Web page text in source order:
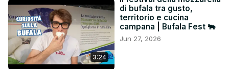
3:24
di bufala tra gusto,
territorio e cucina
campana | Bufala Fest 🐃
Jun 27, 2026